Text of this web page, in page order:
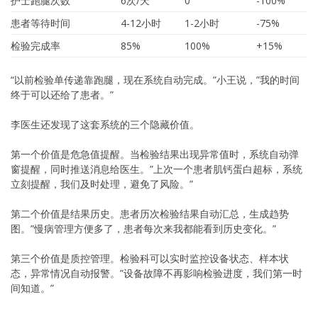
患者等待时间
4-12小时 1-2小时
-75%
检验完成率
85% 100% +15%
“以前检验单传递靠跑腿，现在系统自动完成。”小王说，”我的时间
终于可以还给了患者。”
李医生还发现了这套系统的三个隐藏价值。
第一个价值是危急值提醒。当检验结果出现异常值时，系统自动弹
窗提醒，同时推送消息给医生。”上次一个患者肌钙蛋白超标，系统
立刻提醒，我们及时处理，避免了风险。”
第二个价值是结果历史。患者历次检验结果自动汇总，生成趋势
图。”慢病管理方便多了，患者每次来我都能看到历史变化。”
第三个价值是质控管理。检验科可以实时监控设备状态、样本状
态，异常情况自动报警。”设备故障不再影响检验进度，我们第一时
间知道。”